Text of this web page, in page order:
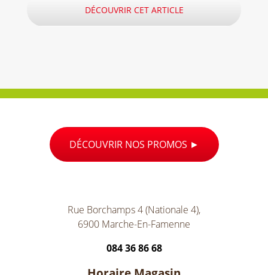
DÉCOUVRIR CET ARTICLE
DÉCOUVRIR NOS PROMOS
Rue Borchamps 4 (Nationale 4),
6900 Marche-En-Famenne
084 36 86 68